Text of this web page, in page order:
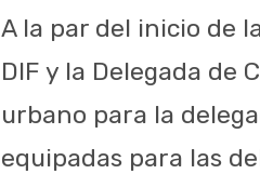
A la par del inicio de
DIF y la Delegada de
urbano para la
equipadas para las